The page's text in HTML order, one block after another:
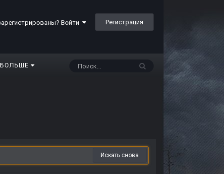
Войти Регистрация
БОЛЬШЕ
Искать снова